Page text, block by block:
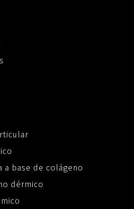
a base de colágeno
dérmico